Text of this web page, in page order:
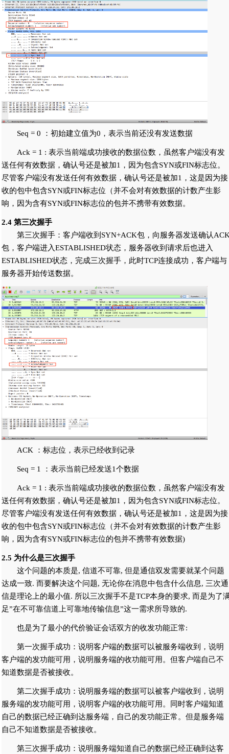
Seq = 0 ：初始建立值为0，表示当前还没有发送数据
Ack = 1 : 表示当前端成功接收的数据位数，虽然客户端没有发
送任何有效数据，确认号还是被加1，因为包含SYN或FIN标志位。
尽管客户端没有发送任何有效数据，确认号还是被加1，这是因为接
收的包中包含SYN或FIN标志位（并不会对有效数据的计数产生影
响，因为含有SYN或FIN标志位的包并不携带有效数据。
2.4 第三次握手
第三次握手：客户端收到SYN+ACK包，向服务器发送确认
包，客户端进入ESTABLISHED状态，服务器收到请求后也进入
ESTABLISHED状态，完成三次握手，此时TCP连接成功，客户端与
服务器开始传送数据。
ACK ：标志位，表示已经收到记录
Seq = 1 ：表示当前已经发送1个数据
Ack = 1 : 表示当前端成功接收的数据位数，虽然客户端没有发
送任何有效数据，确认号还是被加1，因为包含SYN或FIN标志位。
尽管客户端没有发送任何有效数据，确认号还是被加1，这是因为接
收的包中包含SYN或FIN标志位（并不会对有效数据的计数产生影
响，因为含有SYN或FIN标志位的包并不携带有效数据)
2.5 为什么是三次握手
这个问题的本质是, 信道不可靠, 但是通信双发需要就某个问题
达成一致. 而要解决这个问题, 无论你在消息中包含什么信息, 三次通
信是理论上的最小值. 所以三次握手不是TCP本身的要求, 而是为了
足”在不可靠信道上可靠地传输信息”这一需求所导致的.
也是为了最小的代价验证会话双方的收发功能正常:
第一次握手成功：说明客户端的数据可以被服务端收到，说明
客户端的发功能可用，说明服务端的收功能可用。但客户端自己不
知道数据是否被接收。
第二次握手成功：说明服务端的数据可以被客户端收到，说明
服务端的发功能可用，说明客户端的收功能可用。同时客户端知道
自己的数据已经正确到达服务端，自己的发功能正常。但是服务端
自己不知道数据是否被接收。
第三次握手成功：说明服务端知道自己的数据已经正确到达客